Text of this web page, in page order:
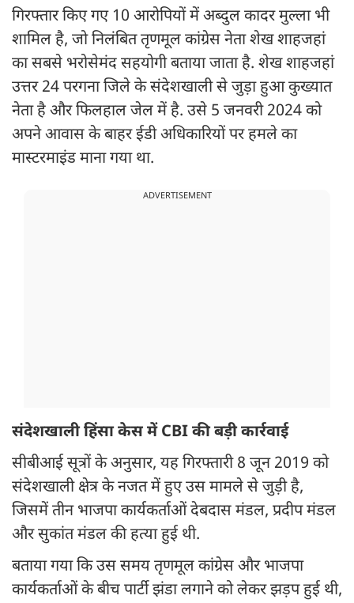
गिरफ्तार किए गए 10 आरोपियों में अब्दुल कादर मुल्ला भी
शामिल है, जो निलंबित तृणमूल कांग्रेस नेता शेख शाहजहां
का सबसे भरोसेमंद सहयोगी बताया जाता है. शेख शाहजहां
उत्तर 24 परगना जिले के संदेशखाली से जुड़ा हुआ कुख्यात
नेता है और फिलहाल जेल में है. उसे 5 जनवरी 2024 को
अपने आवास के बाहर ईडी अधिकारियों पर हमले का
मास्टरमाइंड माना गया था.
ADVERTISEMENT
संदेशखाली हिंसा केस में CBI की बड़ी कार्रवाई
सीबीआई सूत्रों के अनुसार, यह गिरफ्तारी 8 जून 2019 को
संदेशखाली क्षेत्र के नजत में हुए उस मामले से जुड़ी है,
जिसमें तीन भाजपा कार्यकर्ताओं देबदास मंडल, प्रदीप मंडल
और सुकांत मंडल की हत्या हुई थी.
बताया गया कि उस समय तृणमूल कांग्रेस और भाजपा
कार्यकर्ताओं के बीच पार्टी झंडा लगाने को लेकर झड़प हुई थी,